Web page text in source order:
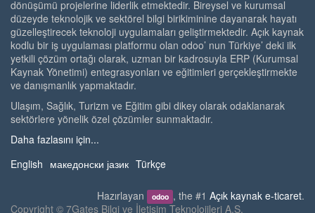
dönüşümü projelerine liderlik etmektedir. Bireysel ve kurumsal
düzeyde teknolojik ve sektörel bilgi birikiminine dayanarak hayatı
güzelleştirecek teknoloji uygulamaları geliştirmektedir. Açık kaynak
kodlu bir iş uygulaması platformu olan odoo’ nun Türkiye’ deki ilk
yetkili çözüm ortağı olarak, uzman bir kadrosuyla ERP (Kurumsal
Kaynak Yönetimi) entegrasyonları ve eğitimleri gerçekleştirmekte
ve danışmanlık yapmaktadır.
Ulaşım, Sağlık, Turizm ve Eğitim gibi dikey olarak odaklanarak
sektörlere yönelik özel çözümler sunmaktadır.
Daha fazlasını için...
English македонски јазик Türkçe
Hazırlayan odoo , the #1 Açık kaynak e-ticaret.
Copyright © 7Gates Bilgi ve İletişim Teknolojileri A.Ş.